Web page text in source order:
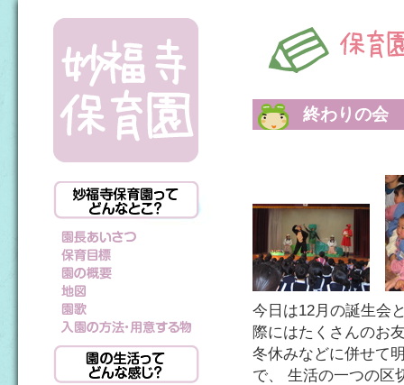
終わりの会
今日は12月の誕生会
際にはたくさんのお
冬休みなどに併せて
で、 生活の一つの区